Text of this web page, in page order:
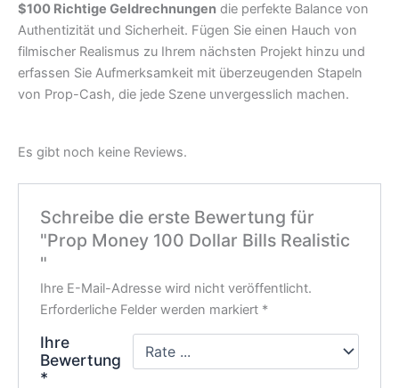
$100 Richtige Geldrechnungen die perfekte Balance von
Authentizität und Sicherheit. Fügen Sie einen Hauch von
filmischer Realismus zu Ihrem nächsten Projekt hinzu und
erfassen Sie Aufmerksamkeit mit überzeugenden Stapeln
von Prop-Cash, die jede Szene unvergesslich machen.
Es gibt noch keine Reviews.
Schreibe die erste Bewertung für
"Prop Money 100 Dollar Bills Realistic
"
Ihre E-Mail-Adresse wird nicht veröffentlicht.
Erforderliche Felder werden markiert *
Ihre
Bewertung
*